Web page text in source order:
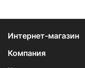
Интернет-магазин
Компания